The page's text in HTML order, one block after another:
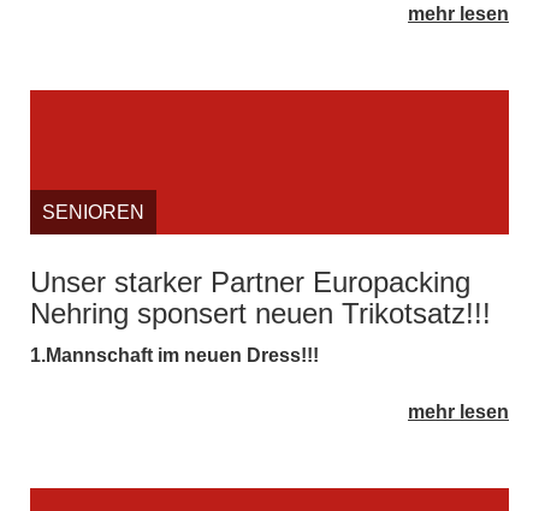
mehr lesen
SENIOREN
Unser starker Partner Europacking
Nehring sponsert neuen Trikotsatz!!!
1.Mannschaft im neuen Dress!!!
mehr lesen